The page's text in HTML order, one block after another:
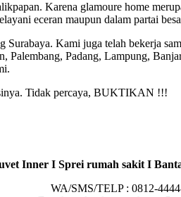
Karena glamoure home
eceran maupun dalam partai
Kami juga telah bekerja
Palembang, Padang, Lampung,
Tidak percaya, BUKTIKAN !!!
Inner I Sprei rumah sakit I
WA/SMS/TELP : 0812-